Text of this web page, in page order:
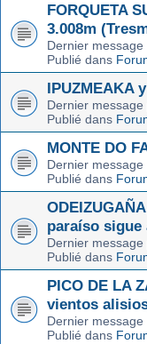
FORQUETA
3.008m
Dernier message
Publié dans
IPUZMEAKA
Dernier message
Publié dans
MONTE DO
Dernier message
Publié dans
paraíso sigue
Dernier message
Publié dans
PICO DE LA
vientos
Dernier message
Publié dans